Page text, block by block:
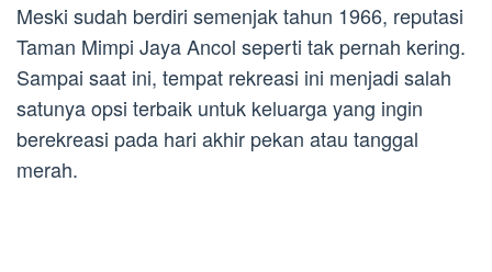
Meski sudah berdiri semenjak tahun 1966, reputasi
Taman Mimpi Jaya Ancol seperti tak pernah kering.
Sampai saat ini, tempat rekreasi ini menjadi salah
satunya opsi terbaik untuk keluarga yang ingin
berekreasi pada hari akhir pekan atau tanggal
merah.